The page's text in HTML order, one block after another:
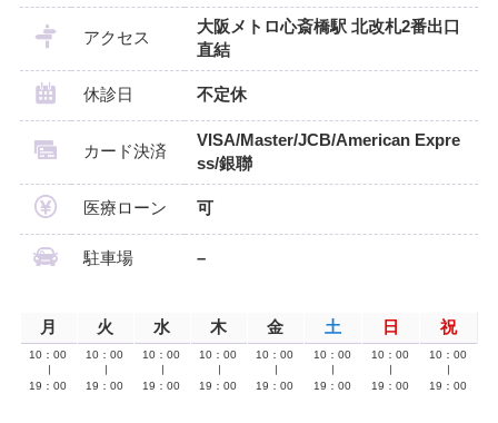
アクセス
大阪メトロ心斎橋駅 北改札2番出口
直結
休診日 不定休
カード決済
VISA/Master/JCB/American Expre
ss/銀聯
医療ローン 可
駐車場 –
月 火 水 木 金 土 日 祝
10：00
19：00
10：00
19：00
10：00
19：00
10：00
19：00
10：00
19：00
10：00
19：00
10：00
19：00
10：00
19：00